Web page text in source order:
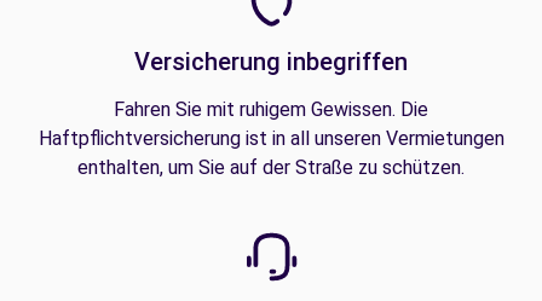
Versicherung inbegriffen
Fahren Sie mit ruhigem Gewissen. Die
Haftpflichtversicherung ist in all unseren Vermietungen
enthalten, um Sie auf der Straße zu schützen.